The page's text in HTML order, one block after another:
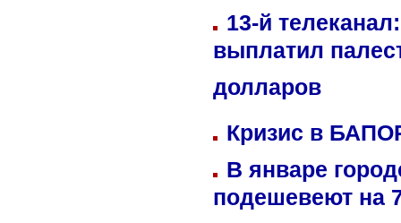
13-й
выплатил
долларов
Кризис в
В январе
подешевеют на